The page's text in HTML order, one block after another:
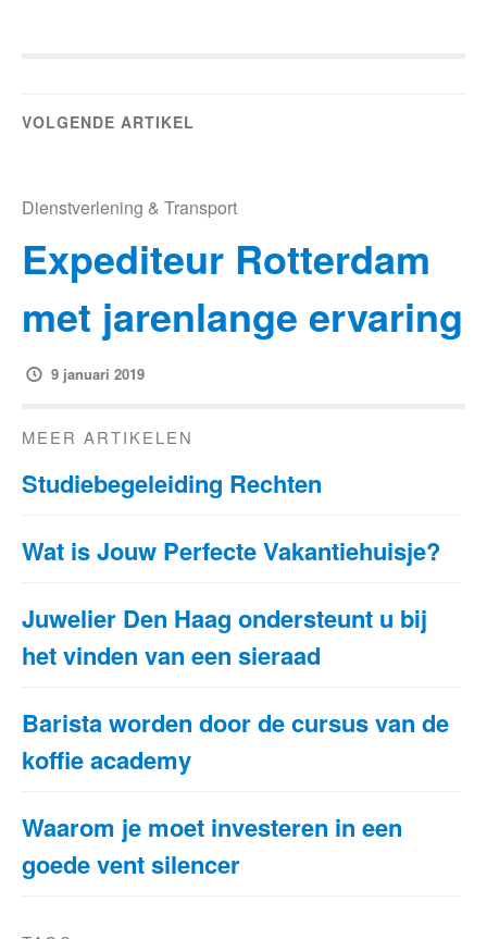
VOLGENDE ARTIKEL
Dienstverlening & Transport
Expediteur Rotterdam
met jarenlange ervaring
9 januari 2019
MEER ARTIKELEN
Studiebegeleiding Rechten
Wat is Jouw Perfecte Vakantiehuisje?
Juwelier Den Haag ondersteunt u bij
het vinden van een sieraad
Barista worden door de cursus van de
koffie academy
Waarom je moet investeren in een
goede vent silencer